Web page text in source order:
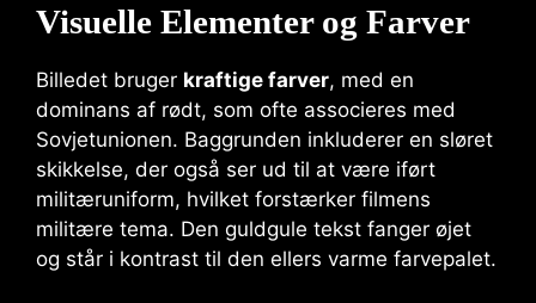
Visuelle Elementer og Farver
Billedet bruger kraftige farver, med en
dominans af rødt, som ofte associeres med
Sovjetunionen. Baggrunden inkluderer en sløret
skikkelse, der også ser ud til at være iført
militæruniform, hvilket forstærker filmens
militære tema. Den guldgule tekst fanger øjet
og står i kontrast til den ellers varme farvepalet.